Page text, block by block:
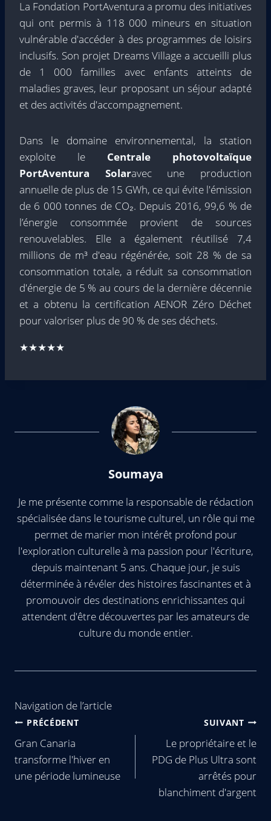
La Fondation PortAventura a promu des initiatives
qui ont permis à 118 000 mineurs en situation
vulnérable d'accéder à des programmes de loisirs
inclusifs. Son projet Dreams Village a accueilli plus
de 1 000 familles avec enfants atteints de
maladies graves, leur proposant un séjour adapté
et des activités d'accompagnement.
Dans le domaine environnemental, la station
exploite le Centrale photovoltaïque
PortAventura Solaravec une production
annuelle de plus de 15 GWh, ce qui évite l'émission
de 6 000 tonnes de CO₂. Depuis 2016, 99,6 % de
l’énergie consommée provient de sources
renouvelables. Elle a également réutilisé 7,4
millions de m³ d'eau régénérée, soit 28 % de sa
consommation totale, a réduit sa consommation
d'énergie de 5 % au cours de la dernière décennie
et a obtenu la certification AENOR Zéro Déchet
pour valoriser plus de 90 % de ses déchets.
★★★★★
Soumaya
Je me présente comme la responsable de rédaction
spécialisée dans le tourisme culturel, un rôle qui me
permet de marier mon intérêt profond pour
l'exploration culturelle à ma passion pour l'écriture,
depuis maintenant 5 ans. Chaque jour, je suis
déterminée à révéler des histoires fascinantes et à
promouvoir des destinations enrichissantes qui
attendent d'être découvertes par les amateurs de
culture du monde entier.
Navigation de l’article
PRÉCÉDENT
Gran Canaria
transforme l'hiver en
une période lumineuse
SUIVANT
Le propriétaire et le
PDG de Plus Ultra sont
arrêtés pour
blanchiment d'argent